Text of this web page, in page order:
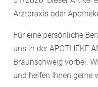
Arztpraxis oder
Für eine persönliche
uns in der APOTHEKE
Braunschweig vorbei.
und helfen Ihnen gerne